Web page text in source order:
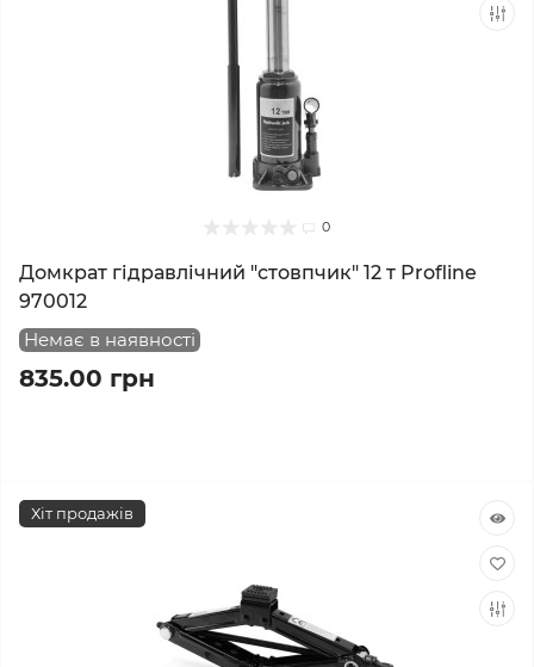
0
Домкрат гідравлічний "стовпчик" 12 т Profline
970012
Немає в наявності
835.00 грн
Хіт продажів